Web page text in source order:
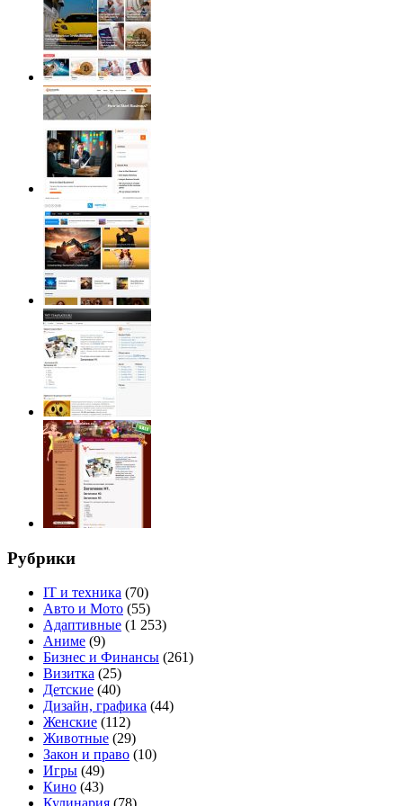
Рубрики
IT и техника (70)
Авто и Мото (55)
Адаптивные (1 253)
Аниме (9)
Бизнес и Финансы (261)
Визитка (25)
Детские (40)
Дизайн, графика (44)
Женские (112)
Животные (29)
Закон и право (10)
Игры (49)
Кино (43)